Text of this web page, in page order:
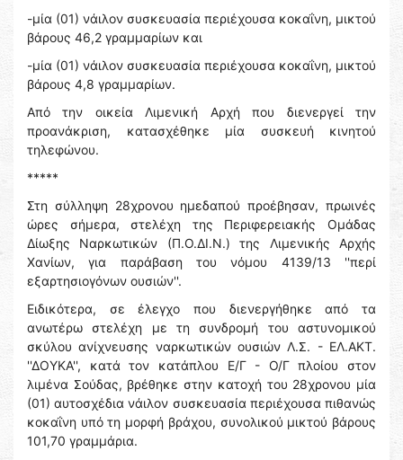
-μία (01) νάιλον συσκευασία περιέχουσα κοκαΐνη, μικτού
βάρους 46,2 γραμμαρίων και
-μία (01) νάιλον συσκευασία περιέχουσα κοκαΐνη, μικτού
βάρους 4,8 γραμμαρίων.
Από την οικεία Λιμενική Αρχή που διενεργεί την
προανάκριση, κατασχέθηκε μία συσκευή κινητού
τηλεφώνου.
*****
Στη σύλληψη 28χρονου ημεδαπού προέβησαν, πρωινές
ώρες σήμερα, στελέχη της Περιφερειακής Ομάδας
Δίωξης Ναρκωτικών (Π.Ο.ΔΙ.Ν.) της Λιμενικής Αρχής
Χανίων, για παράβαση του νόμου 4139/13 ''περί
εξαρτησιογόνων ουσιών''.
Ειδικότερα, σε έλεγχο που διενεργήθηκε από τα
ανωτέρω στελέχη με τη συνδρομή του αστυνομικού
σκύλου ανίχνευσης ναρκωτικών ουσιών Λ.Σ. - ΕΛ.ΑΚΤ.
''ΔΟΥΚΑ'', κατά τον κατάπλου Ε/Γ - Ο/Γ πλοίου στον
λιμένα Σούδας, βρέθηκε στην κατοχή του 28χρονου μία
(01) αυτοσχέδια νάιλον συσκευασία περιέχουσα πιθανώς
κοκαΐνη υπό τη μορφή βράχου, συνολικού μικτού βάρους
101,70 γραμμάρια.